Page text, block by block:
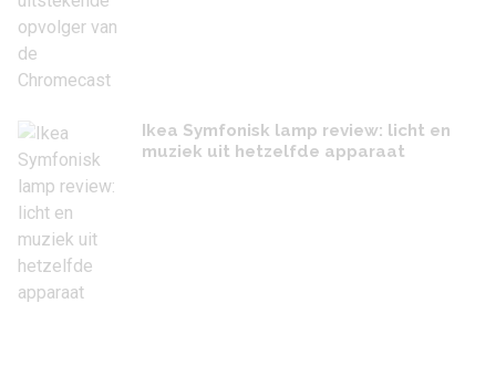
Ikea Symfonisk lamp review: licht en
muziek uit hetzelfde apparaat